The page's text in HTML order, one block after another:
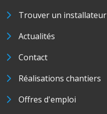
Trouver un installateur
Actualités
Contact
Réalisations chantiers
Offres d'emploi